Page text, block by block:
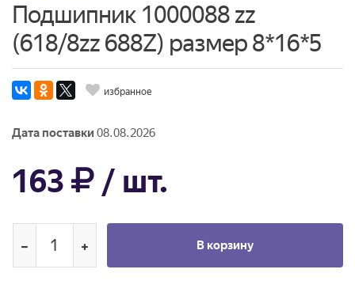
Подшипник 1000088 zz
(618/8zz 688Z) размер 8*16*5
избранное
Дата поставки 08.08.2026
163 / шт.
В корзину